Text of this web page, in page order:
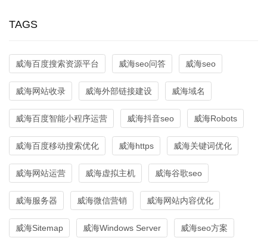
TAGS
威海百度搜索资源平台 威海seo问答 威海seo
威海网站收录 威海外部链接建设 威海域名
威海百度智能小程序运营 威海抖音seo 威海Robots
威海百度移动搜索优化 威海https 威海关键词优化
威海网站运营 威海虚拟主机 威海谷歌seo
威海服务器 威海微信营销 威海网站内容优化
威海Sitemap 威海Windows Server 威海seo方案